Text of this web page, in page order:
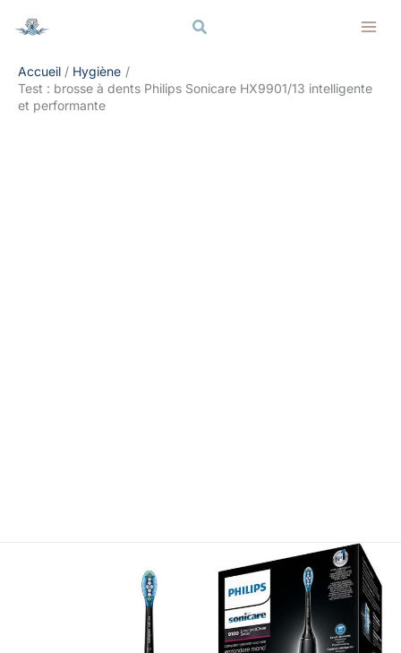
Rechercher
Accueil
Hygiène
Test : brosse à dents Philips Sonicare HX9901/13 intelligente
et performante